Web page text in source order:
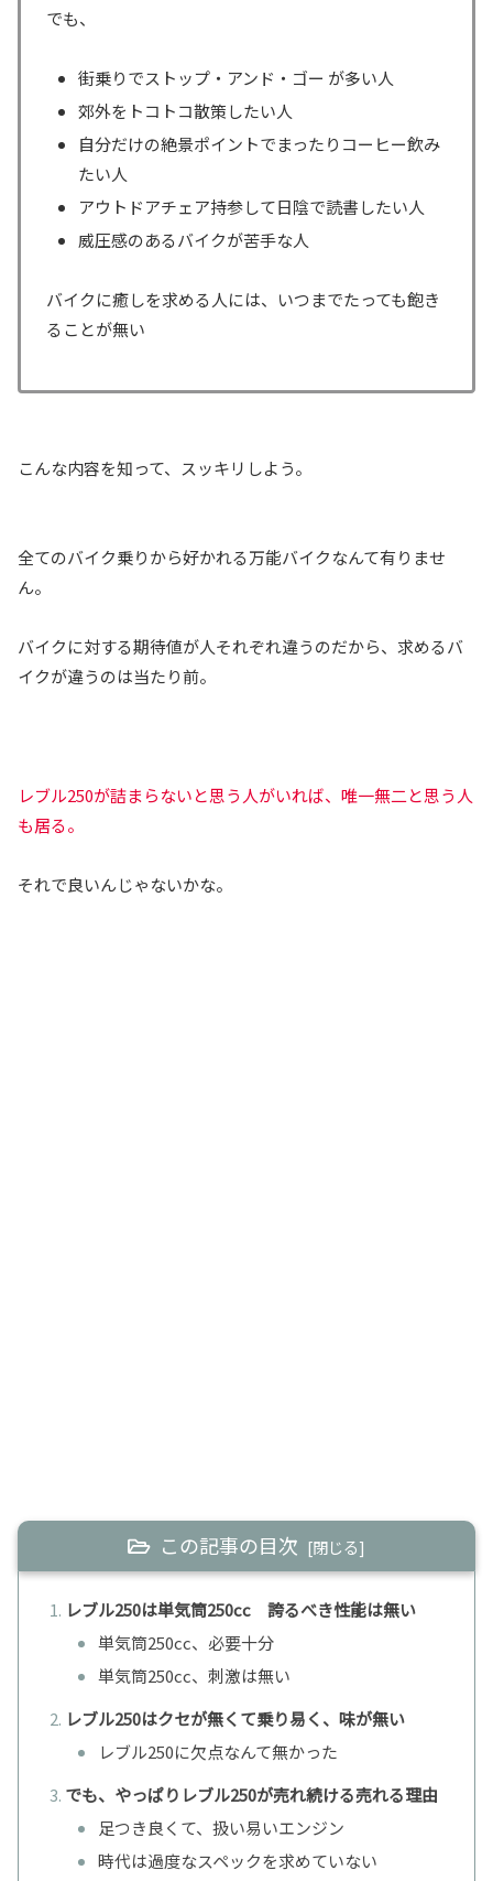
でも、
街乗りでストップ・アンド・ゴー が多い人
郊外をトコトコ散策したい人
自分だけの絶景ポイントでまったりコーヒー飲み
たい人
アウトドアチェア持参して日陰で読書したい人
威圧感のあるバイクが苦手な人
バイクに癒しを求める人には、いつまでたっても飽き
ることが無い
こんな内容を知って、スッキリしよう。
全てのバイク乗りから好かれる万能バイクなんて有りませ
ん。
バイクに対する期待値が人それぞれ違うのだから、求めるバ
イクが違うのは当たり前。
レブル250が詰まらないと思う人がいれば、唯一無二と思う人
も居る。
それで良いんじゃないかな。
この記事の目次
レブル250は単気筒250cc 誇るべき性能は無い
単気筒250cc、必要十分
単気筒250cc、刺激は無い
レブル250はクセが無くて乗り易く、味が無い
レブル250に欠点なんて無かった
でも、やっぱりレブル250が売れ続ける売れる理由
足つき良くて、扱い易いエンジン
時代は過度なスペックを求めていない